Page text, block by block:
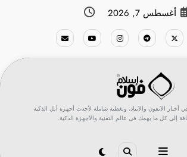
أغسطس 7, 2026
الآيفون والآيباد، وتغطية شاملة لأحدث أجهزة أبل الذكية
إلى كل ما يهمك في عالم التقنية والأجهزة الذكية.